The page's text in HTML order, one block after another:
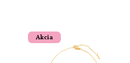
Akcia